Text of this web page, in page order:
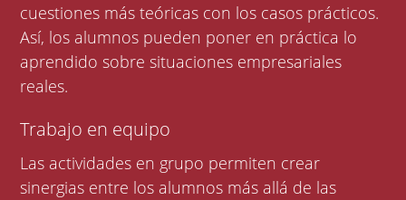
cuestiones más teóricas con los casos prácticos.
Así, los alumnos pueden poner en práctica lo
aprendido sobre situaciones empresariales
reales.
Trabajo en equipo
Las actividades en grupo permiten crear
sinergias entre los alumnos más allá de las